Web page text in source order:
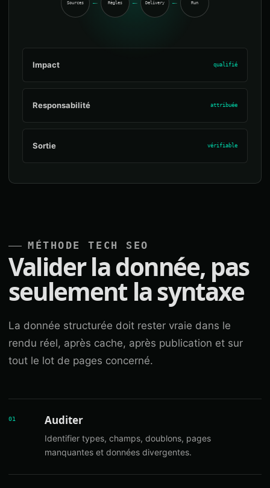
Sources Règles Delivery Run
Impact qualifié
Responsabilité attribuée
Sortie vérifiable
MÉTHODE TECH SEO
Valider la donnée, pas
seulement la syntaxe
La donnée structurée doit rester vraie dans le
rendu réel, après cache, après publication et sur
tout le lot de pages concerné.
01 Auditer
Identifier types, champs, doublons, pages
manquantes et données divergentes.